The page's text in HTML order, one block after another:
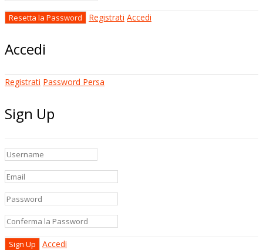
Registrati Accedi
Accedi
Registrati Password Persa
Sign Up
Accedi